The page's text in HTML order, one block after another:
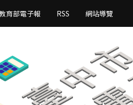
育部電子報 RSS 網站導覽